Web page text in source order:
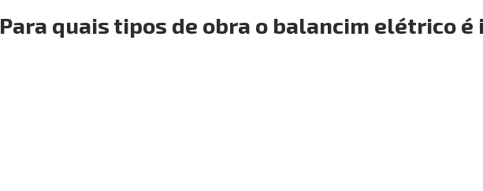
Para quais tipos de obra o balancim elétrico é